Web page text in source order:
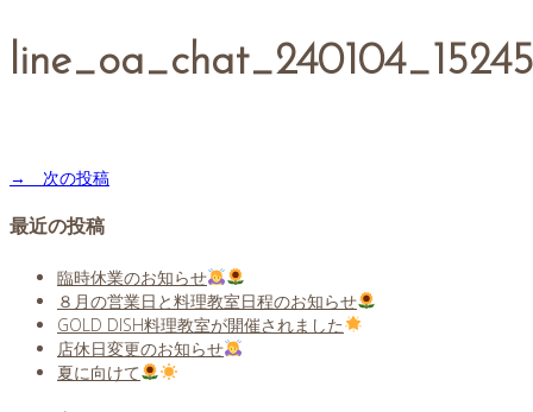
→ 次の投稿
最近の投稿
臨時休業のお知らせ
８月の営業日と料理教室日程のお知らせ
GOLD DISH料理教室が開催されました
店休日変更のお知らせ
夏に向けて